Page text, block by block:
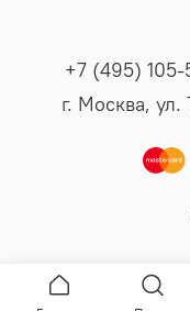
+7 (495)
г. Москва, ул.